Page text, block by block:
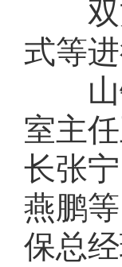
式等进
室主
长张
燕鹏
保总